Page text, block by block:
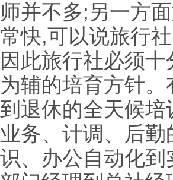
师并不多;另一方
常快,可以说旅行
因此旅行社必须
为辅的培育方针
到退休的全天候
业务、计调、后
识、办公自动化